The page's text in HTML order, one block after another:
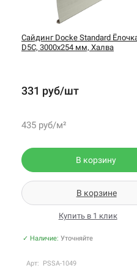
Сайдинг Docke Standard
D5C, 3000х254 мм, Халва
331 руб/шт
435 руб/м²
В корзину
В корзине
Купить в 1 клик
✓ Наличие:Уточняйте
Арт: PSSA-1049